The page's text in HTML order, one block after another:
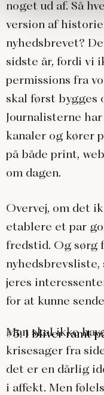
noget ud af. Så
version af
nyhedsbrevet?
sidste år, fordi vi
permissions fra
skal først bygges
Journalisterne
kanaler og kører
på både print,
om dagen.
Overvej, om det
etablere et par
fredstid. Og sørg
jeres
for at kunne
#5: I bliver ramt
Man skal ikke
krisesager fra
det er en dårlig
i affekt. Men